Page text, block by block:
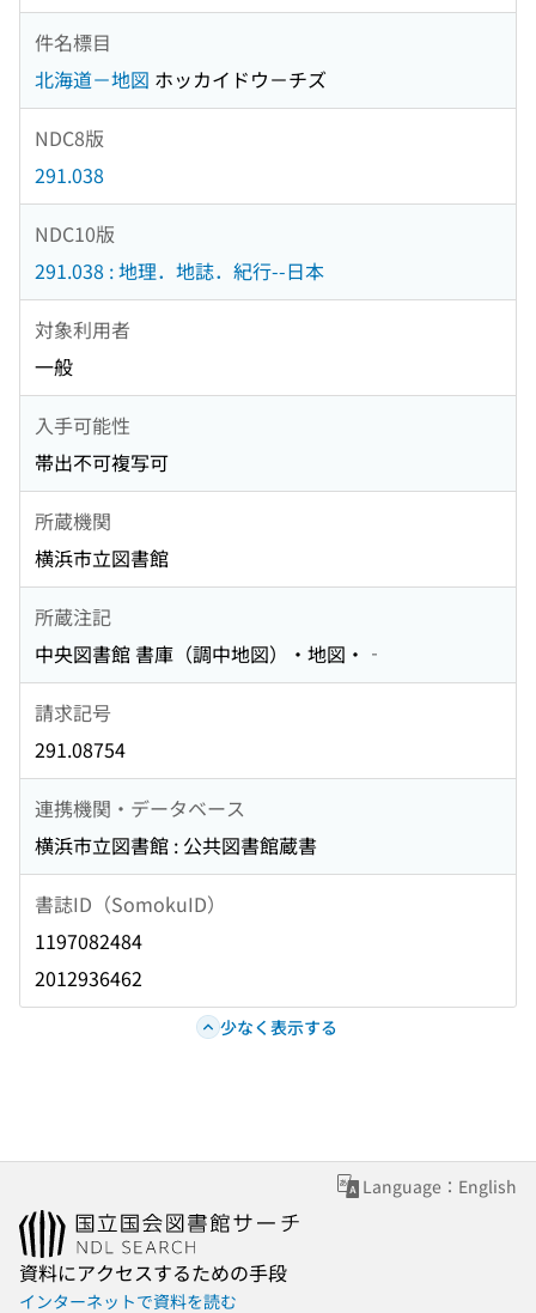
件名標目
北海道－地図 ホッカイドウ－チズ
NDC8版
291.038
NDC10版
291.038 : 地理．地誌．紀行--日本
対象利用者
一般
入手可能性
帯出不可複写可
所蔵機関
横浜市立図書館
所蔵注記
中央図書館 書庫（調中地図）・地図・‐
請求記号
291.08754
連携機関・データベース
横浜市立図書館 : 公共図書館蔵書
書誌ID（SomokuID）
1197082484
2012936462
少なく表示する
Language：English
資料にアクセスするための手段
インターネットで資料を読む